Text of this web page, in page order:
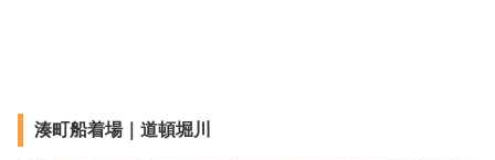
湊町船着場｜道頓堀川